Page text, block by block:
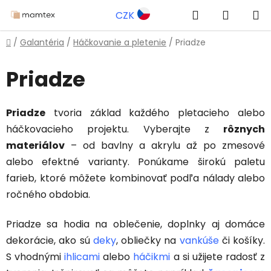
na
obsah
CZK Hľadať
KOŠÍK
Domov
/ Galantéria / Háčkovanie a pletenie / Priadze
Priadze
Priadze tvoria základ každého pletacieho alebo
háčkovacieho projektu. Vyberajte z rôznych
materiálov – od bavlny a akrylu až po zmesové
alebo efektné varianty. Ponúkame širokú paletu
farieb, ktoré môžete kombinovať podľa nálady alebo
ročného obdobia.
Priadze sa hodia na oblečenie, doplnky aj domáce
dekorácie, ako sú deky, obliečky na vankúše či košíky.
S vhodnýmiihlicamialebo háčikmi a si užijete radosť z